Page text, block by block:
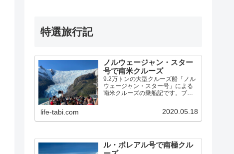
特選旅行記
ノルウェージャン・スター
号で南米クルーズ
9.2万トンの大型クルーズ船「ノル
ウェージャン・スター号」による
南米クルーズの乗船記です。ブエ
道、マゼラン海峡、パタゴニア・
フィヨルドを経由して、サンティ
life-tabi.com 2020.05.18
ル・ボレアル号で南極クル